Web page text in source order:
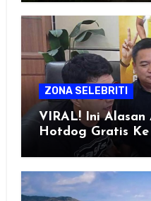
ZONA SELEBRITI
VIRAL! Ini Alasan
Hotdog Gratis